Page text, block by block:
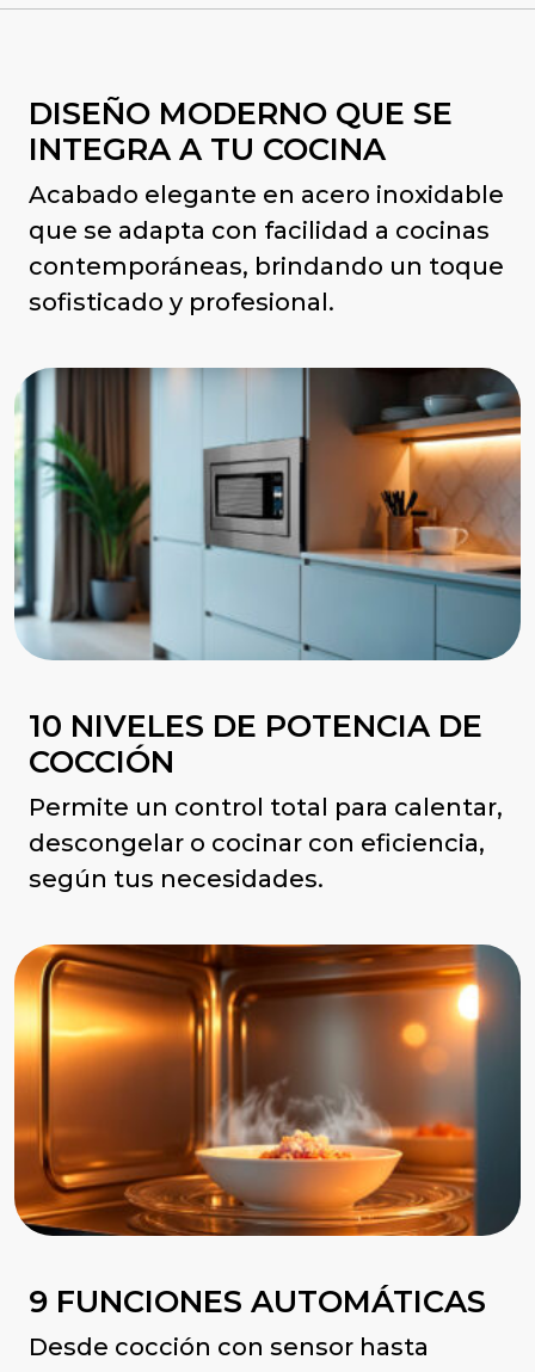
DISEÑO MODERNO QUE SE
INTEGRA A TU COCINA
Acabado elegante en acero inoxidable
que se adapta con facilidad a cocinas
contemporáneas, brindando un toque
sofisticado y profesional.
10 NIVELES DE POTENCIA DE
COCCIÓN
Permite un control total para calentar,
descongelar o cocinar con eficiencia,
según tus necesidades.
9 FUNCIONES AUTOMÁTICAS
Desde cocción con sensor hasta